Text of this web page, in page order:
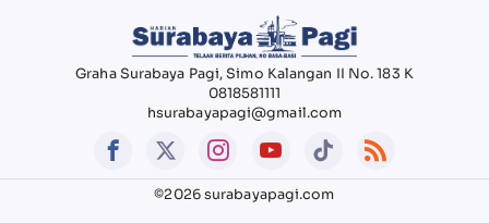
Graha Surabaya Pagi, Simo Kalangan II No. 183 K
0818581111
hsurabayapagi@gmail.com
©2026 surabayapagi.com